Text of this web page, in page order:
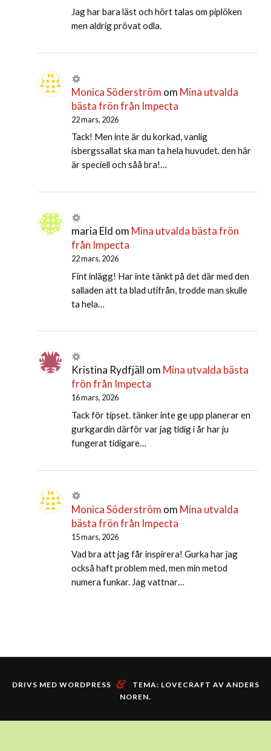
Jag har bara läst och hört talas om piplöken
men aldrig prövat odla.
Monica Söderström om Mina utvalda
bästa frön från Impecta
22 mars, 2026
Tack! Men inte är du korkad, vanlig
isbergssallat ska man ta hela huvudet. den här
är speciell och såå bra!…
maria Eld om Mina utvalda bästa frön
från Impecta
22 mars, 2026
Fint inlägg! Har inte tänkt på det där med den
salladen att ta blad utifrån, trodde man skulle
ta hela…
Kristina Rydfjäll om Mina utvalda bästa
frön från Impecta
16 mars, 2026
Tack för tipset. tänker inte ge upp planerar en
gurkgardin därför var jag tidig i år har ju
fungerat tidigare…
Monica Söderström om Mina utvalda
bästa frön från Impecta
15 mars, 2026
Vad bra att jag får inspirera! Gurka har jag
också haft problem med, men min metod
numera funkar. Jag vattnar…
DRIVS MED WORDPRESS & TEMA: LOVECRAFT AV ANDERS
NOREN.